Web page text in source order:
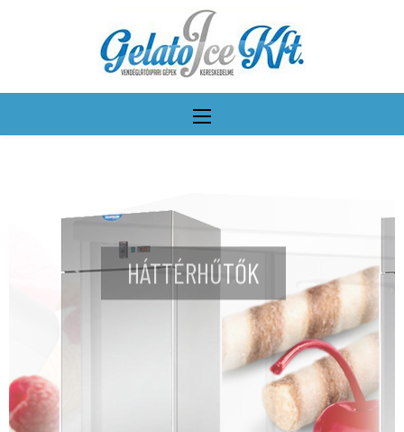
HÁTTÉRHŰTŐK
További részletek